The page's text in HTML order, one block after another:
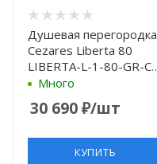
Душевая перегородка
Cezares Liberta 80
LIBERTA-L-1-80-GR-Cr
профиль Хром стекло
Много
30 690₽/шт
КУПИТЬ